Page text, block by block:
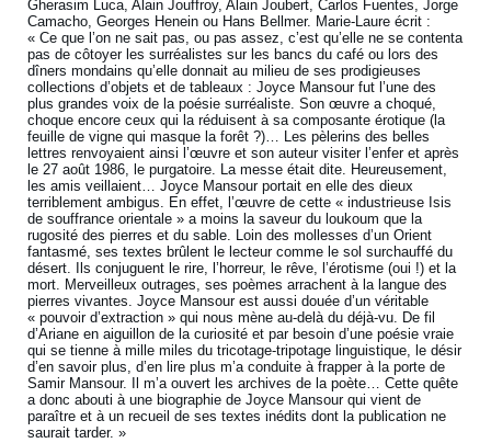
Gherasim Luca, Alain Jouffroy, Alain Joubert, Carlos Fuentes, Jorge
Camacho, Georges Henein ou Hans Bellmer. Marie-Laure écrit :
« Ce que l’on ne sait pas, ou pas assez, c’est qu’elle ne se contenta
pas de côtoyer les surréalistes sur les bancs du café ou lors des
dîners mondains qu’elle donnait au milieu de ses prodigieuses
collections d’objets et de tableaux : Joyce Mansour fut l’une des
plus grandes voix de la poésie surréaliste. Son œuvre a choqué,
choque encore ceux qui la réduisent à sa composante érotique (la
feuille de vigne qui masque la forêt ?)… Les pèlerins des belles
lettres renvoyaient ainsi l’œuvre et son auteur visiter l’enfer et après
le 27 août 1986, le purgatoire. La messe était dite. Heureusement,
les amis veillaient… Joyce Mansour portait en elle des dieux
terriblement ambigus. En effet, l’œuvre de cette « industrieuse Isis
de souffrance orientale » a moins la saveur du loukoum que la
rugosité des pierres et du sable. Loin des mollesses d’un Orient
fantasmé, ses textes brûlent le lecteur comme le sol surchauffé du
désert. Ils conjuguent le rire, l’horreur, le rêve, l’érotisme (oui !) et la
mort. Merveilleux outrages, ses poèmes arrachent à la langue des
pierres vivantes. Joyce Mansour est aussi douée d’un véritable
« pouvoir d’extraction » qui nous mène au-delà du déjà-vu. De fil
d’Ariane en aiguillon de la curiosité et par besoin d’une poésie vraie
qui se tienne à mille miles du tricotage-tripotage linguistique, le désir
d’en savoir plus, d’en lire plus m’a conduite à frapper à la porte de
Samir Mansour. Il m’a ouvert les archives de la poète… Cette quête
a donc abouti à une biographie de Joyce Mansour qui vient de
paraître et à un recueil de ses textes inédits dont la publication ne
saurait tarder. »